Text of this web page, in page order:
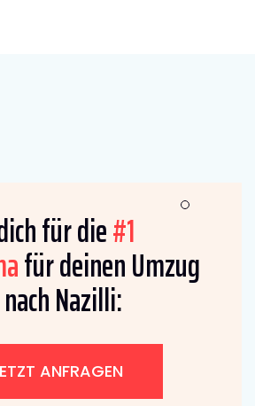
für die#1
für deinen Umzug
Nazilli:
ANFRAGEN